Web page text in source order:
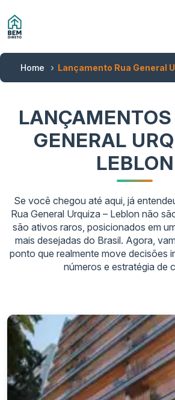
Home Lançamento Rua General
GENERAL
LEBLON
Se você chegou até aqui, já
Rua General Urquiza – Leblon não
são ativos raros, posicionados em
mais desejadas do Brasil. Agora,
ponto que realmente move decisões
números e estratégia de